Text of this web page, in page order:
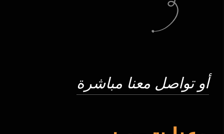
أو تواصل معنا مباشرة